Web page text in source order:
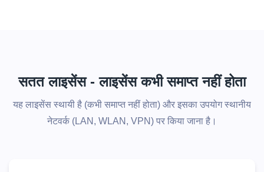
सतत लाइसेंस - लाइसेंस कभी समाप्त नहीं होता
यह लाइसेंस स्थायी है (कभी समाप्त नहीं होता) और इसका उपयोग स्थानीय
नेटवर्क (LAN, WLAN, VPN) पर किया जाना है।